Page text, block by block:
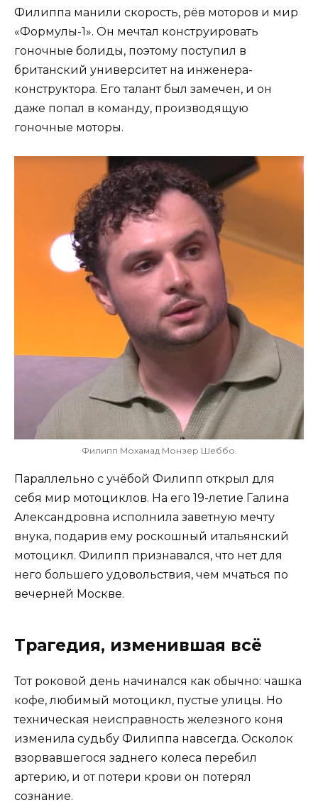
Филиппа манили скорость, рёв моторов и мир
«Формулы-1». Он мечтал конструировать
гоночные болиды, поэтому поступил в
британский университет на инженера-
конструктора. Его талант был замечен, и он
даже попал в команду, производящую
гоночные моторы.
Филипп Мохамад Монзер Шеббо.
Параллельно с учёбой Филипп открыл для
себя мир мотоциклов. На его 19-летие Галина
Александровна исполнила заветную мечту
внука, подарив ему роскошный итальянский
мотоцикл. Филипп признавался, что нет для
него большего удовольствия, чем мчаться по
вечерней Москве.
Трагедия, изменившая всё
Тот роковой день начинался как обычно: чашка
кофе, любимый мотоцикл, пустые улицы. Но
техническая неисправность железного коня
изменила судьбу Филиппа навсегда. Осколок
взорвавшегося заднего колеса перебил
артерию, и от потери крови он потерял
сознание.